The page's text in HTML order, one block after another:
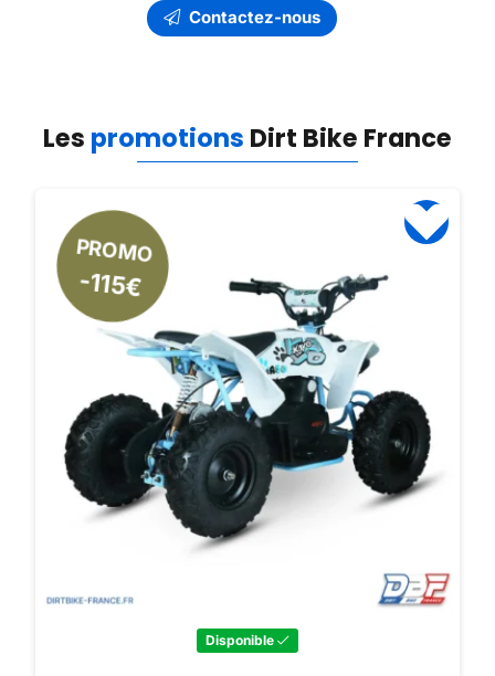
Contactez-nous
Les promotions Dirt Bike France
Disponible
PROMO
-115€